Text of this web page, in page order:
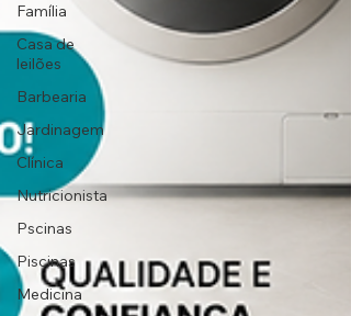
Família
Casa de
leilões
Barbearia
Jardinagem
Clínica
Nutricionista
Pscinas
Piscinas
Medicina